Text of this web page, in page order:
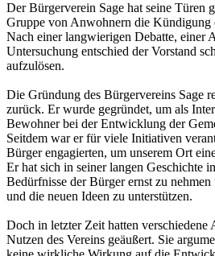
Der Bürgerverein Sage hat seine Türen
Gruppe von Anwohnern die Kündigung
Nach einer langwierigen Debatte, einer
Untersuchung entschied der Vorstand
aufzulösen.
Die Gründung des Bürgervereins Sage
zurück. Er wurde gegründet, um als
Bewohner bei der Entwicklung der
Seitdem war er für viele Initiativen
Bürger engagierten, um unserem Ort
Er hat sich in seiner langen Geschichte
Bedürfnisse der Bürger ernst zu
und die neuen Ideen zu unterstützen.
Doch in letzter Zeit hatten
Nutzen des Vereins geäußert. Sie